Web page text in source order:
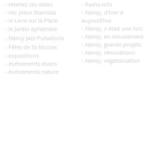
- retenez ces dates
- rdv place Stanislas
- le Livre sur la Place
- le Jardin éphémère
- Nancy Jazz Pulsations
- Fêtes de St-Nicolas
- expositions
- événements divers
- événements nature
- flashs-info
- Nancy, d'hier à
aujourd'hui
- Nancy, il était une fois
- Nancy, en mouvement
- Nancy, grands projets
- Nancy, rénovations
- Nancy, végétalisation